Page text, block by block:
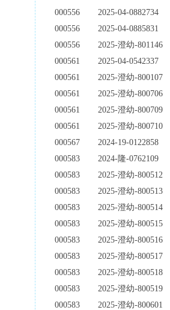
000556
2025-04-0882734
000556
2025-04-0885831
000556
2025-澄幼-801146
000561
2025-04-0542337
000561
2025-澄幼-800107
000561
2025-澄幼-800706
000561
2025-澄幼-800709
000561
2025-澄幼-800710
000567
2024-19-0122858
000583
2024-隆-0762109
000583
2025-澄幼-800512
000583
2025-澄幼-800513
000583
2025-澄幼-800514
000583
2025-澄幼-800515
000583
2025-澄幼-800516
000583
2025-澄幼-800517
000583
2025-澄幼-800518
000583
2025-澄幼-800519
000583
2025-澄幼-800601